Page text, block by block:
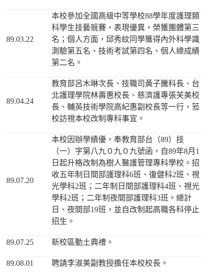
89.03.22
本校參加全國高級中等學校88學年度護理類
科學生技藝競賽，表現優異，榮獲團體第三
名；個人方面，邱秀紋同學獲得內外科學識
測驗第五名、技術考試第四名、個人總成績
第二名。
89.04.24
教育部呂木琳次長、技職司黃子騰科長、台
北護理學院林壽惠校長、慈濟護專張芙美校
長、輔英技術學院高紀惠副校長等一行，蒞
校訪視本校改制專科事宜。
89.07.20
本校因辦學績優，奉教育部台（89）技
（一）字第八九０九０九號函，自89年8月1
日起升格改制為樹人醫護管理專科學校。招
收五年制日間部護理科6班、復健科2班、視
光學科2班；二年制日間部護理科4班、視光
學科2班；二年制夜間部護理科3班。總計
日、夜間部19班，並自改制起高職各科停止
招生。
89.07.25 新校區動土典禮。
89.08.01 聘請李淑美副教授擔任本校校長。